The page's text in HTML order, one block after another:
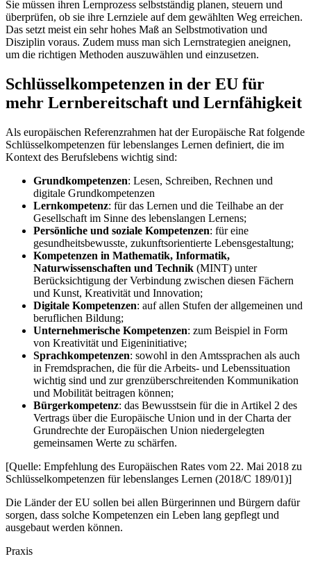
Sie müssen ihren Lernprozess selbstständig planen, steuern und
überprüfen, ob sie ihre Lernziele auf dem gewählten Weg erreichen.
Das setzt meist ein sehr hohes Maß an Selbstmotivation und
Disziplin voraus. Zudem muss man sich Lernstrategien aneignen,
um die richtigen Methoden auszuwählen und einzusetzen.
Schlüsselkompetenzen in der EU für
mehr Lernbereitschaft und Lernfähigkeit
Als europäischen Referenzrahmen hat der Europäische Rat folgende
Schlüsselkompetenzen für lebenslanges Lernen definiert, die im
Kontext des Berufslebens wichtig sind:
Grundkompetenzen: Lesen, Schreiben, Rechnen und
digitale Grundkompetenzen
Lernkompetenz: für das Lernen und die Teilhabe an der
Gesellschaft im Sinne des lebenslangen Lernens;
Persönliche und soziale Kompetenzen: für eine
gesundheitsbewusste, zukunftsorientierte Lebensgestaltung;
Kompetenzen in Mathematik, Informatik,
Naturwissenschaften und Technik (MINT) unter
Berücksichtigung der Verbindung zwischen diesen Fächern
und Kunst, Kreativität und Innovation;
Digitale Kompetenzen: auf allen Stufen der allgemeinen und
beruflichen Bildung;
Unternehmerische Kompetenzen: zum Beispiel in Form
von Kreativität und Eigeninitiative;
Sprachkompetenzen: sowohl in den Amtssprachen als auch
in Fremdsprachen, die für die Arbeits- und Lebenssituation
wichtig sind und zur grenzüberschreitenden Kommunikation
und Mobilität beitragen können;
Bürgerkompetenz: das Bewusstsein für die in Artikel 2 des
Vertrags über die Europäische Union und in der Charta der
Grundrechte der Europäischen Union niedergelegten
gemeinsamen Werte zu schärfen.
[Quelle: Empfehlung des Europäischen Rates vom 22. Mai 2018 zu
Schlüsselkompetenzen für lebenslanges Lernen (2018/C 189/01)]
Die Länder der EU sollen bei allen Bürgerinnen und Bürgern dafür
sorgen, dass solche Kompetenzen ein Leben lang gepflegt und
ausgebaut werden können.
Praxis